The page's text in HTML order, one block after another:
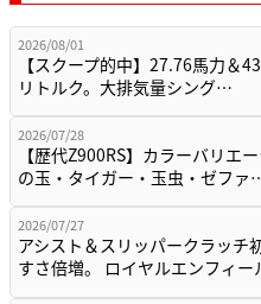
2026/08/01
【スクープ的中】27.76馬力＆
リトルク。大排気量シング…
2026/07/28
【歴代Z900RS】カラーバリエ
の玉・タイガー・玉虫・ゼファ
2026/07/27
アシスト＆スリッパークラッチ
すさ倍増。 ロイヤルエンフィ